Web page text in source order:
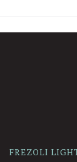
FREZOLI